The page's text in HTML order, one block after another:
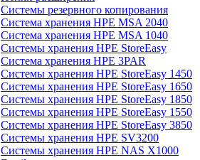
Системы резервного копирования
Система хранения HPE MSA 2040
Система хранения HPE MSA 1040
Системы хранения HPE StoreEasy
Система хранения HPE 3PAR
Системы хранения HPE StoreEasy 1450
Системы хранения HPE StoreEasy 1650
Системы хранения HPE StoreEasy 1850
Системы хранения HPE StoreEasy 1550
Системы хранения HPE StoreEasy 3850
Системы хранения HPE SV3200
Системы хранения HPE NAS X1000